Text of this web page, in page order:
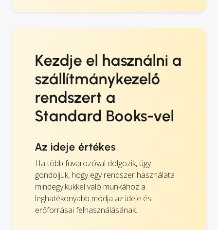
Kezdje el használni a
szállítmánykezelő
rendszert a
Standard Books-vel
Az ideje értékes
Ha több fuvarozóval dolgozik, úgy
gondoljuk, hogy egy rendszer használata
mindegyikükkel való munkához a
leghatékonyabb módja az ideje és
erőforrásai felhasználásának.